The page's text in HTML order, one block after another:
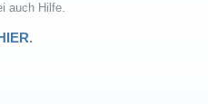
auch Hilfe.
.